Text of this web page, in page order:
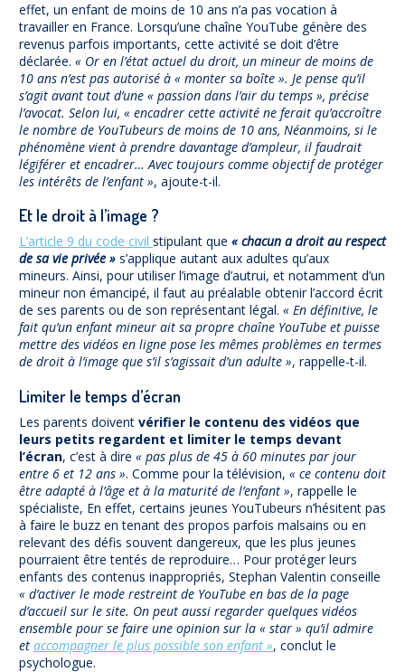
effet, un enfant de moins de 10 ans n’a pas vocation à
travailler en France. Lorsqu’une chaîne YouTube génère des
revenus parfois importants, cette activité se doit d’être
déclarée. « Or en l’état actuel du droit, un mineur de moins de
10 ans n’est pas autorisé à « monter sa boîte ». Je pense qu’il
s’agit avant tout d’une « passion dans l’air du temps », précise
l’avocat. Selon lui, « encadrer cette activité ne ferait qu’accroître
le nombre de YouTubeurs de moins de 10 ans, Néanmoins, si le
phénomène vient à prendre davantage d’ampleur, il faudrait
légiférer et encadrer… Avec toujours comme objectif de protéger
les intérêts de l’enfant », ajoute-t-il.
Et le droit à l’image ?
L’article 9 du code civil stipulant que « chacun a droit au respect
de sa vie privée » s’applique autant aux adultes qu’aux
mineurs. Ainsi, pour utiliser l’image d’autrui, et notamment d’un
mineur non émancipé, il faut au préalable obtenir l’accord écrit
de ses parents ou de son représentant légal. « En définitive, le
fait qu’un enfant mineur ait sa propre chaîne YouTube et puisse
mettre des vidéos en ligne pose les mêmes problèmes en termes
de droit à l’image que s’il s’agissait d’un adulte », rappelle-t-il.
Limiter le temps d’écran
Les parents doivent vérifier le contenu des vidéos que
leurs petits regardent et limiter le temps devant
l’écran, c’est à dire « pas plus de 45 à 60 minutes par jour
entre 6 et 12 ans ». Comme pour la télévision, « ce contenu doit
être adapté à l’âge et à la maturité de l’enfant », rappelle le
spécialiste, En effet, certains jeunes YouTubeurs n’hésitent pas
à faire le buzz en tenant des propos parfois malsains ou en
relevant des défis souvent dangereux, que les plus jeunes
pourraient être tentés de reproduire… Pour protéger leurs
enfants des contenus inappropriés, Stephan Valentin conseille
« d’activer le mode restreint de YouTube en bas de la page
d’accueil sur le site. On peut aussi regarder quelques vidéos
ensemble pour se faire une opinion sur la « star » qu’il admire
et accompagner le plus possible son enfant », conclut le
psychologue.